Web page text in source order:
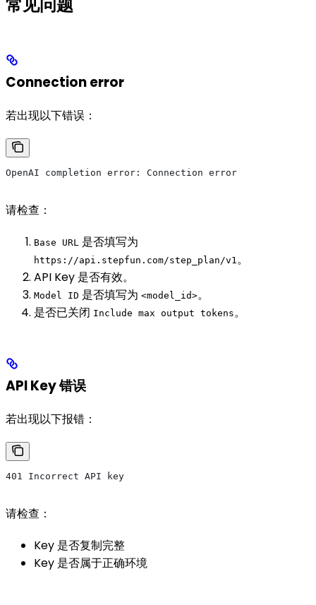
Connection error
若出现以下错误：
OpenAI completion error: Connection error
请检查：
Base URL 是否填写为
https://api.stepfun.com/step_plan/v1 。
API Key 是否有效。
Model ID 是否填写为 <model_id>。
是否已关闭 Include max output tokens。
API Key 错误
若出现以下报错：
401 Incorrect API key
请检查：
Key 是否复制完整
Key 是否属于正确环境